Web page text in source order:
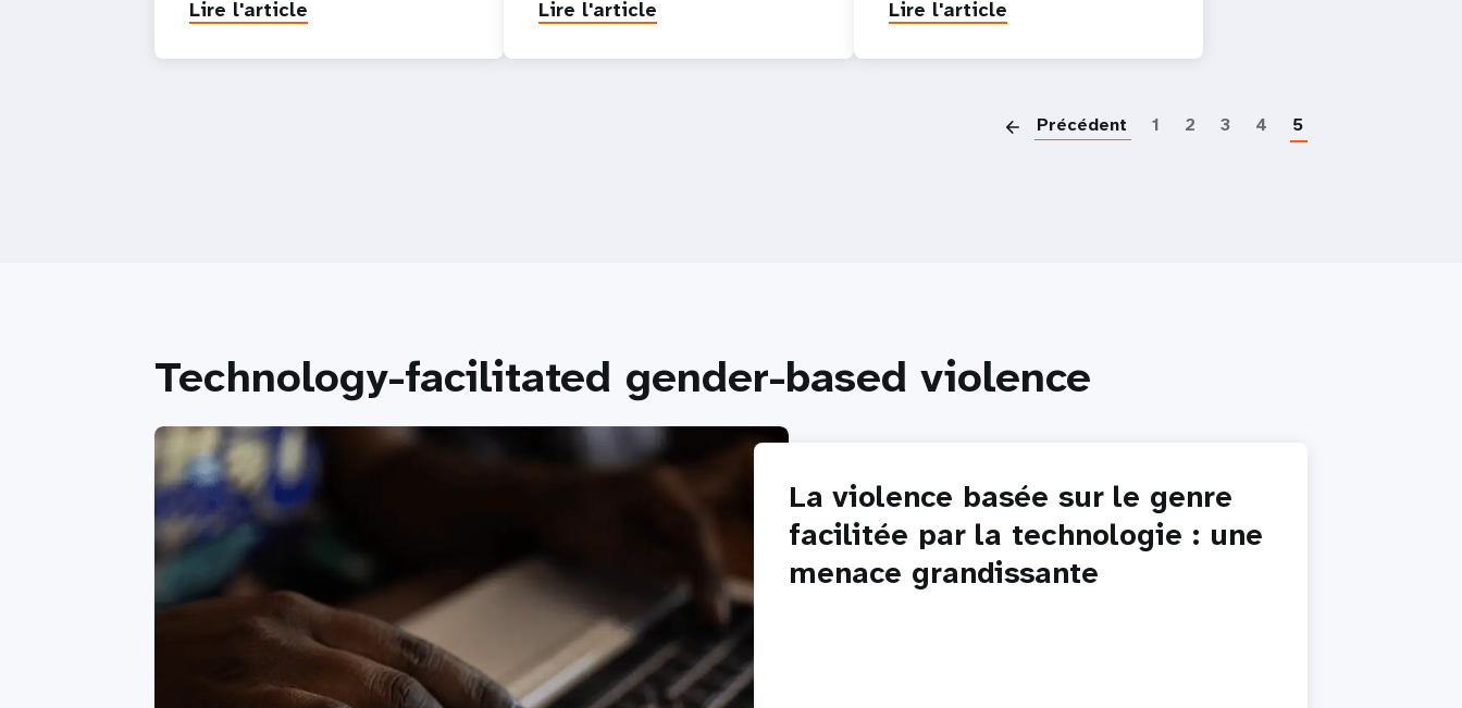
Lire l'article Lire l'article Lire l'article
Précédent 1 2 3 4 5
Technology-facilitated gender-based violence
La violence basée sur le genre
facilitée par la technologie : une
menace grandissante